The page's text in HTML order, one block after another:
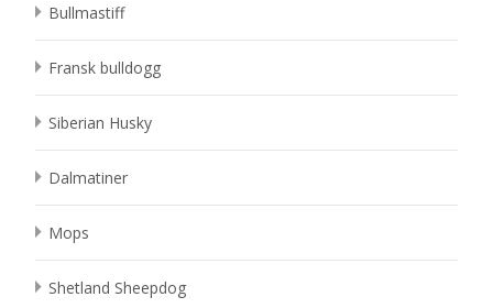
Bullmastiff
Fransk bulldogg
Siberian Husky
Dalmatiner
Mops
Shetland Sheepdog